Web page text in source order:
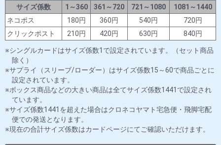
サイズ係数
1～360 361～720 721～1080
1081～1440
ネコポス
180円 360円 540円
720円
クリックポスト
210円 420円 630円 840円
シングルカードはサイズ係数1で設定されています。（セット商品
除く）
サプライ（スリーブ/ローダー）はサイズ係数15～60で商品ごとに
設定されています。
ボックス商品などの大きい商品は全てサイズ係数1441で設定され
ています。
サイズ係数1441を超えた場合はクロネコヤマト宅急便・飛脚宅配
便での発送となります。
現在の合計サイズ係数はカードページにてご確認いただけます。